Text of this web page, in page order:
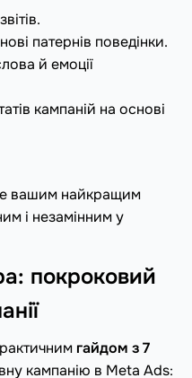
патернів поведінки.
й емоції
кампаній на основі
вашим найкращим
і незамінним у
покроковий
гайдом з 7
кампанію в Meta Ads: